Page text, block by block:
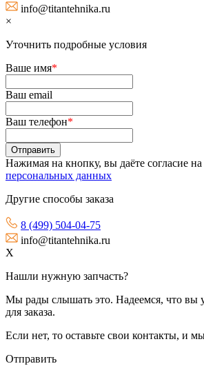
info@titantehnika.ru
×
Уточнить подробные условия
Ваше имя*
Ваш email
Ваш телефон*
Нажимая на кнопку, вы даёте согласие
персональных данных
Другие способы заказа
8 (499) 504-04-75
info@titantehnika.ru
X
Нашли нужную запчасть?
Мы рады слышать это. Надеемся, что вы
для заказа.
Если нет, то оставьте свои контакты, и
Отправить